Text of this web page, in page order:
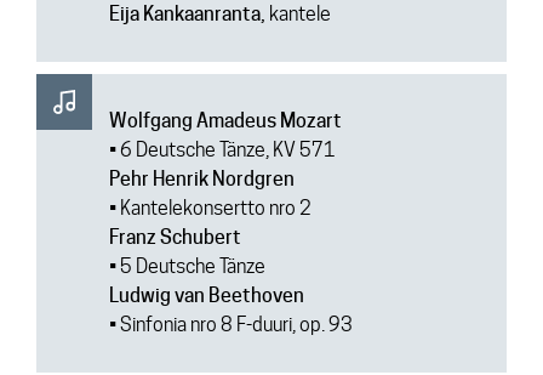
Eija Kankaanranta, kantele
Wolfgang Amadeus Mozart
• 6 Deutsche Tänze, KV 571
Pehr Henrik Nordgren
• Kantelekonsertto nro 2
Franz Schubert
• 5 Deutsche Tänze
Ludwig van Beethoven
• Sinfonia nro 8 F-duuri, op. 93